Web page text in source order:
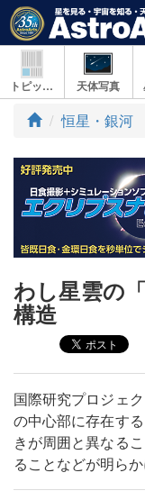
トピックス 天体写真
ト
プ
恒星・銀河
わし星雲の
構造
国際研究プロジェ
の中心部に存在す
きが周囲と異なる
ることなどが明らか